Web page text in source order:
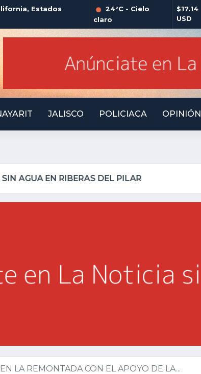
Estados
24°C - Cielo
claro
$17.14
USD
JALISCO POLICIACA OPINIÓN
INSEGURO Y AL VIRREY NO LE IMPORTA
LA REMONTADA CON EL APOYO DE LA...